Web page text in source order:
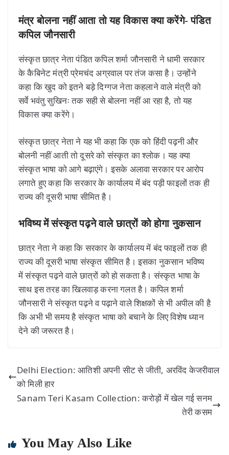
मंत्र बोलना नहीं आता तो यह विकास क्या करेंगे- पंडित
कपिल जौनसारी
संस्कृत छात्र नेता पंडित कपिल शर्मा जौनसारी ने धामी सरकार
के कैबिनेट मंत्री प्रेमचंद अग्रवाल पर तंज कसा है। उन्होंने
कहा कि खुद को इतने बड़े दिग्गज नेता कहलाने वाले मंत्री को
सर्वे भवंतु सुखिनः तक सही से बोलना नहीं आ रहा है, तो यह
विकास क्या करेंगे।
संस्कृत छात्र नेता ने यह भी कहा कि एक को हिंदी पढ़नी और
बोलनी नहीं आती तो दूसरे को संस्कृत का श्लोक। यह क्या
संस्कृत भाषा को आगे बढ़ाएंगे। इसके अलावा सरकार पर आरोप
लगाते हुए कहा कि सरकार के कार्यालय में बंद पड़ी फाइलों तक ही
राज्य की दूसरी भाषा सीमित है।
भविष्य में संस्कृत पढ़ने वाले छात्रों को होगा नुकसान
छात्र नेता ने कहा कि सरकार के कार्यालय में बंद फाइलों तक ही
राज्य की दूसरी भाषा संस्कृत सीमित है। इसका नुकसान भविष्य
में संस्कृत पढ़ने वाले छात्रों को हो सकता है। संस्कृत भाषा के
साथ इस तरह का खिलवाड़ करना गलत है। कपिल शर्मा
जौनसारी ने संस्कृत पढ़ने व पढ़ाने वाले शिक्षकों से भी अपील की है
कि अभी भी समय है संस्कृत भाषा को बचाने के लिए विशेष ध्यान
देने की जरूरत है।
Delhi Election: आतिशी अपनी सीट से जीती, अरविंद केजरीवाल
को मिली हार
Sanam Teri Kasam Collection: करोड़ों में खेल गई सनम
तेरी कसम
You May Also Like